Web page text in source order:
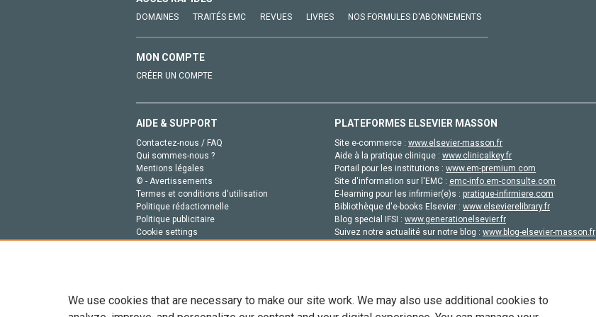
DOMAINES TRAITÉS EMC REVUES LIVRES NOS FORMULES D'ABONNEMENTS
MON COMPTE
CRÉER UN COMPTE
AIDE & SUPPORT
Contactez-nous / FAQ
Qui sommes-nous ?
Mentions légales
© - Avertissements
Termes et conditions d'utilisation
Politique rédactionnelle
Politique publicitaire
Cookie settings
PLATEFORMES ELSEVIER MASSON
Site e-commerce : www.elsevier-masson.fr
Aide à la pratique clinique : www.clinicalkey.fr
Portail pour les institutions : www.em-premium.com
Site d'information sur l'EMC : emc-info.em-consulte.com
E-learning pour les infirmier(e)s : pratique-infirmiere.com
Bibliothèque d'e-books Elsevier : www.elsevierelibrary.fr
Blog special IFSI : www.generationelsevier.fr
Suivez notre actualité sur notre blog : www.blog-elsevier-masson.fr
We use cookies that are necessary to make our site work. We may also use additional cookies to